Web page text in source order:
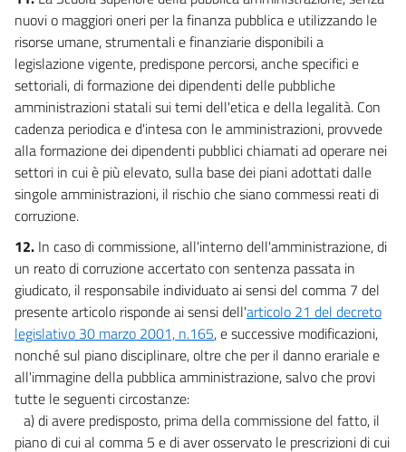
nuovi o maggiori oneri per la finanza pubblica e utilizzando le
risorse umane, strumentali e finanziarie disponibili a
legislazione vigente, predispone percorsi, anche specifici e
settoriali, di formazione dei dipendenti delle pubbliche
amministrazioni statali sui temi dell'etica e della legalità. Con
cadenza periodica e d'intesa con le amministrazioni, provvede
alla formazione dei dipendenti pubblici chiamati ad operare nei
settori in cui è più elevato, sulla base dei piani adottati dalle
singole amministrazioni, il rischio che siano commessi reati di
corruzione.
12. In caso di commissione, all'interno dell'amministrazione, di
un reato di corruzione accertato con sentenza passata in
giudicato, il responsabile individuato ai sensi del comma 7 del
presente articolo risponde ai sensi dell'articolo 21 del decreto
legislativo 30 marzo 2001, n.165, e successive modificazioni,
nonché sul piano disciplinare, oltre che per il danno erariale e
all'immagine della pubblica amministrazione, salvo che provi
tutte le seguenti circostanze:
a) di avere predisposto, prima della commissione del fatto, il
piano di cui al comma 5 e di aver osservato le prescrizioni di cui